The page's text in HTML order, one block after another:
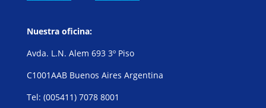
Nuestra oficina:
Avda. L.N. Alem 693 3º Piso
C1001AAB Buenos Aires Argentina
Tel: (005411) 7078 8001